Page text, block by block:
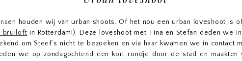
houden wij van urban shoots. Of het nou een urban loveshoot is
bruiloft in Rotterdam!). Deze loveshoot met Tina en Stefan deden we
om Steef’s nicht te bezoeken en via haar kwamen we in contact
we op zondagochtend een kort rondje door de stad en